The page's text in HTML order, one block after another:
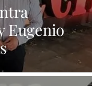
Eugenio